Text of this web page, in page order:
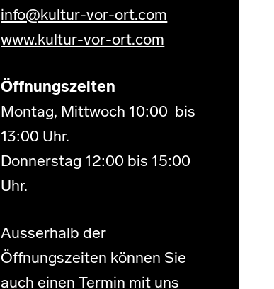
info@kultur-vor-ort.com
www.kultur-vor-ort.com
Öffnungszeiten
Montag, Mittwoch 10:00 bis
13:00 Uhr.
Donnerstag 12:00 bis 15:00
Uhr.
Ausserhalb der
Öffnungszeiten können Sie
auch einen Termin mit uns